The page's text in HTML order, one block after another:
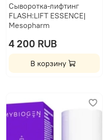
Сыворотка-лифтинг
FLASH:LIFT ESSENCE|
Mesopharm
4 200 RUB
В корзину